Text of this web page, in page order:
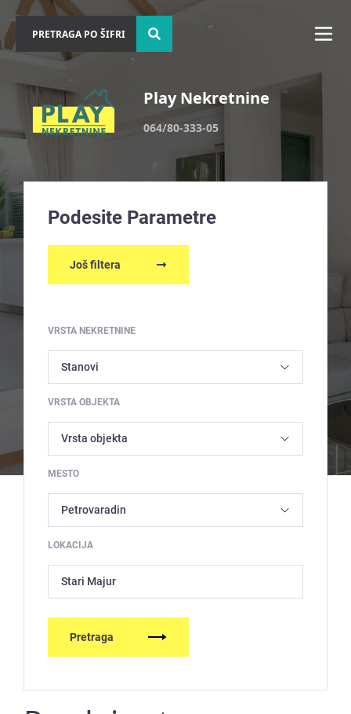
Play Nekretnine
064/80-333-05
Podesite Parametre
Još filtera
VRSTA NEKRETNINE
VRSTA OBJEKTA
MESTO
LOKACIJA
Stari Majur
Pretraga